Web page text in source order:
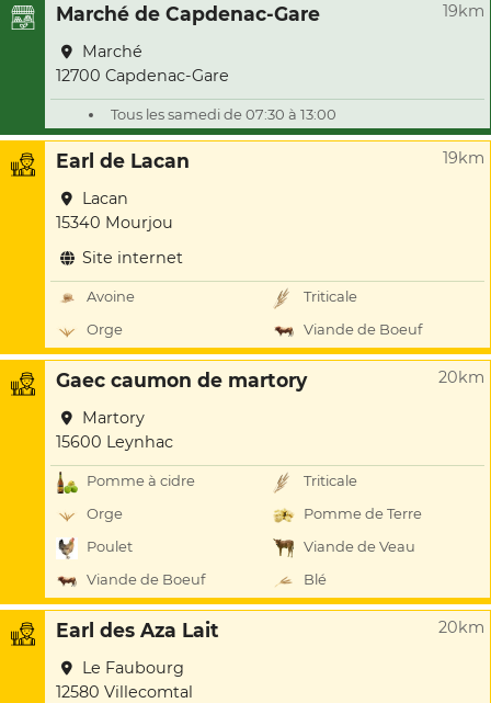
Marché de Capdenac-Gare 19km
Marché
12700 Capdenac-Gare
Tous les samedi de 07:30 à 13:00
Earl de Lacan 19km
Lacan
15340 Mourjou
Site internet
Avoine
Triticale
Orge
Viande de Boeuf
Gaec caumon de martory 20km
Martory
15600 Leynhac
Pomme à cidre
Triticale
Orge
Pomme de Terre
Poulet
Viande de Veau
Viande de Boeuf
Blé
Earl des Aza Lait 20km
Le Faubourg
12580 Villecomtal